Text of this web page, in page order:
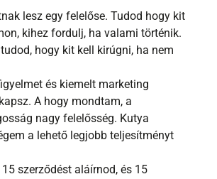
lesz egy felelőse. Tudod hogy kit
kihez fordulj, ha valami történik.
hogy kit kell kirúgni, ha nem
és kiemelt marketing
A hogy mondtam, a
nagy felelősség. Kutya
a lehető legjobb teljesítményt
szerződést aláírnod, és 15